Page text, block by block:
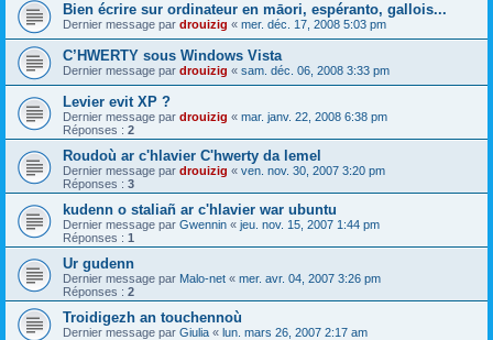
Bien écrire sur ordinateur en māori, espéranto, gallois...
Dernier message par drouizig « mer. déc. 17, 2008 5:03 pm
C’HWERTY sous Windows Vista
Dernier message par drouizig « sam. déc. 06, 2008 3:33 pm
Levier evit XP ?
Dernier message par drouizig « mar. janv. 22, 2008 6:38 pm
Réponses : 2
Roudoù ar c'hlavier C'hwerty da lemel
Dernier message par drouizig « ven. nov. 30, 2007 3:20 pm
Réponses : 3
kudenn o staliañ ar c'hlavier war ubuntu
Dernier message par Gwennin « jeu. nov. 15, 2007 1:44 pm
Réponses : 1
Ur gudenn
Dernier message par Malo-net « mer. avr. 04, 2007 3:26 pm
Réponses : 2
Troidigezh an touchennoù
Dernier message par Giulia « lun. mars 26, 2007 2:17 am